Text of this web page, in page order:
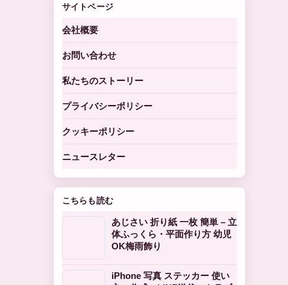
サイトページ
会社概要
お問い合わせ
私たちのストーリー
プライバシーポリシー
クッキーポリシー
ニュースレター
こちらも読む
あじさい 折り紙 一枚 簡単 – 立
体ふっくら・平面作り方 幼児
OK梅雨飾り
iPhone 写真 ステッカー 使い